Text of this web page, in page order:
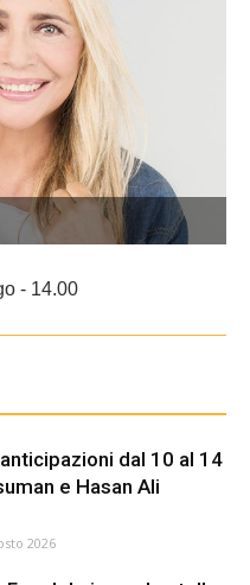
- 14.00
dal 10 al 14
e Hasan Ali
2026